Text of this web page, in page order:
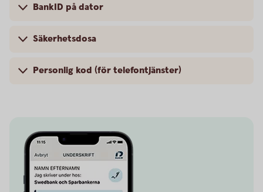
BankID på dator
Säkerhetsdosa
Personlig kod (för telefontjänster)